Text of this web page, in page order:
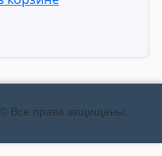
Все права защищены.